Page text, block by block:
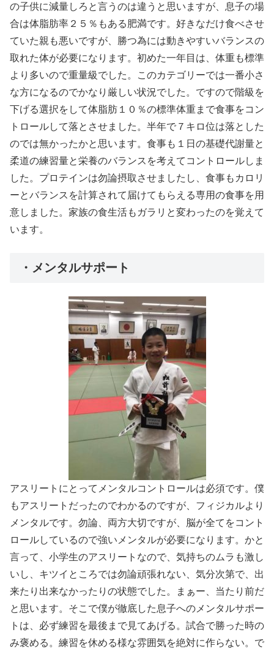
の子供に減量しろと言うのは違うと思いますが、息子の場
合は体脂肪率２５％もある肥満です。好きなだけ食べさせ
ていた親も悪いですが、勝つ為には動きやすいバランスの
取れた体が必要になります。初めた一年目は、体重も標準
より多いので重量級でした。このカテゴリーでは一番小さ
な方になるのでかなり厳しい状況でした。ですので階級を
下げる選択をして体脂肪１０％の標準体重まで食事をコン
トロールして落とさせました。半年で７キロ位は落とした
のでは無かったかと思います。食事も１日の基礎代謝量と
柔道の練習量と栄養のバランスを考えてコントロールしま
した。プロテインは勿論摂取させましたし、食事もカロリ
ーとバランスを計算されて届けてもらえる専用の食事を用
意しました。家族の食生活もガラリと変わったのを覚えて
います。
・メンタルサポート
アスリートにとってメンタルコントロールは必須です。僕
もアスリートだったのでわかるのですが、フィジカルより
メンタルです。勿論、両方大切ですが、脳が全てをコント
ロールしているので強いメンタルが必要になります。かと
言って、小学生のアスリートなので、気持ちのムラも激し
いし、キツイところでは勿論頑張れない、気分次第で、出
来たり出来なかったりの状態でした。まぁー、当たり前だ
と思います。そこで僕が徹底した息子へのメンタルサポー
トは、必ず練習を最後まで見てあげる。試合で勝った時の
み褒める。練習を休める様な雰囲気を絶対に作らない。で